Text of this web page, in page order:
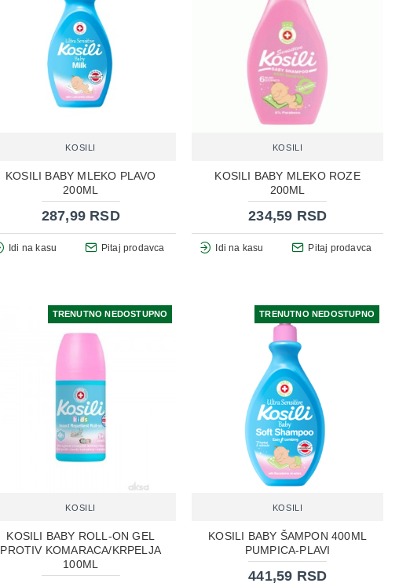
KOSILI
KOSILI BABY MLEKO PLAVO
200ML
287,99 RSD
Idi na kasu Pitaj prodavca
KOSILI
KOSILI BABY MLEKO ROZE
200ML
234,59 RSD
Idi na kasu Pitaj prodavca
TRENUTNO NEDOSTUPNO
KOSILI
KOSILI BABY ROLL-ON GEL
PROTIV KOMARACA/KRPELJA
100ML
TRENUTNO NEDOSTUPNO
KOSILI
KOSILI BABY ŠAMPON 400ML
PUMPICA-PLAVI
441,59 RSD